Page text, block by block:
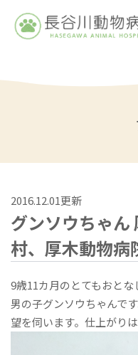
2016.12.01更新
グンソウちゃん
村、厚木動物病
9歳11カ月のとてもおと
男の子グンソウちゃんで
望を伺います。仕上がり